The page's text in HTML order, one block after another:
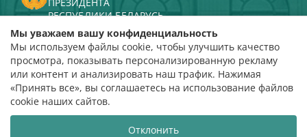
РЕСПУБЛИКИ БЕЛАРУСЬ
МИНИСТЕРСТВО КУЛЬТУРЫ
РЕСПУБЛИКИ БЕЛАРУСЬ
ПОРТАЛ
РЕЙТИНГОВОЙ ОЦЕНКИ
оценка 4,9
на основании 112 отзывов
Мы уважаем вашу конфиденциальность
Мы используем файлы cookie, чтобы улучшить качество
просмотра, показывать персонализированную рекламу
или контент и анализировать наш трафик. Нажимая
«Принять все», вы соглашаетесь на использование файлов
cookie наших сайтов.
Отклонить